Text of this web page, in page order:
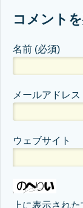
コメント
名前 (必須)
メールアドレ
ウェブサイト
上に表示され